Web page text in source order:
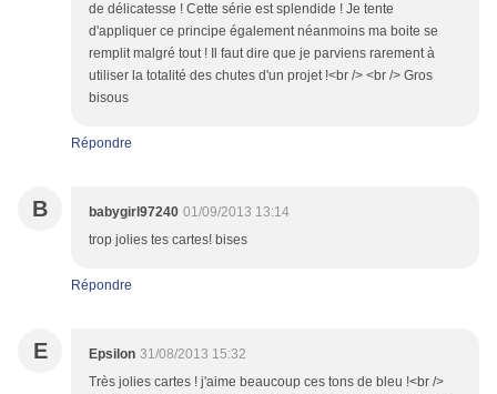
de délicatesse ! Cette série est splendide ! Je tente
d'appliquer ce principe également néanmoins ma boite se
remplit malgré tout ! Il faut dire que je parviens rarement à
utiliser la totalité des chutes d'un projet !<br /> <br /> Gros
bisous
Répondre
B babygirl97240 01/09/2013 13:14
trop jolies tes cartes! bises
Répondre
E Epsilon 31/08/2013 15:32
Très jolies cartes ! j'aime beaucoup ces tons de bleu !<br />